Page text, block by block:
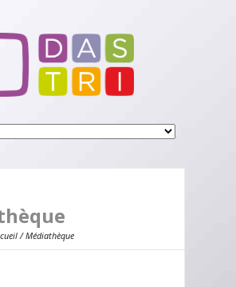
/ Médiathèque